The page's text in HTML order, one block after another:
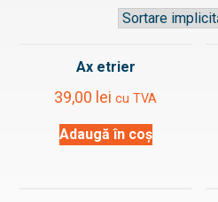
Ax etrier
39,00 lei cu TVA
Adaugă în coș